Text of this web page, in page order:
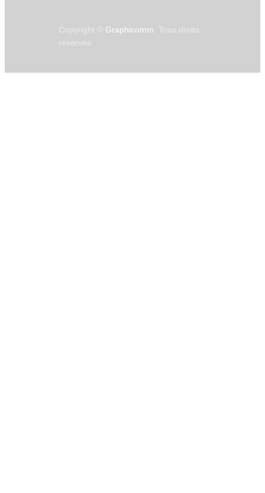
Copyright © Graphicomm . Tous droits
réservés